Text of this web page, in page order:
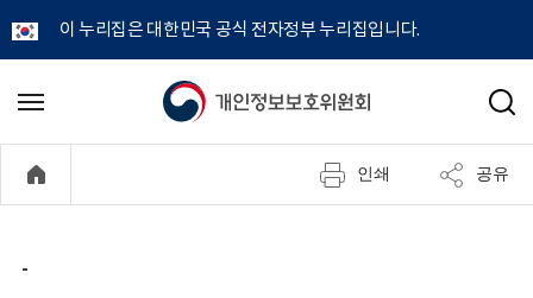
이 누리집은 대한민국 공식 전자정부 누리집입니다.
개
정
메
기
검
인쇄 공유
-